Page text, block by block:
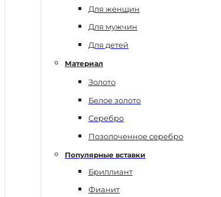
Для женщин
Для мужчин
Для детей
Материал
Золото
Белое золото
Серебро
Позолоченное серебро
Популярные вставки
Бриллиант
Фианит